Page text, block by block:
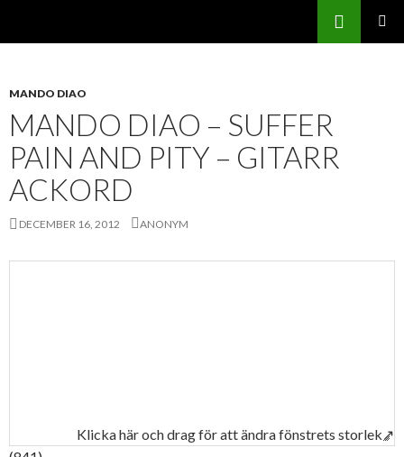
MANDO DIAO
MANDO DIAO – SUFFER
PAIN AND PITY – GITARR
ACKORD
DECEMBER 16, 2012 ANONYM
Klicka här och drag för att ändra fönstrets storlek↗